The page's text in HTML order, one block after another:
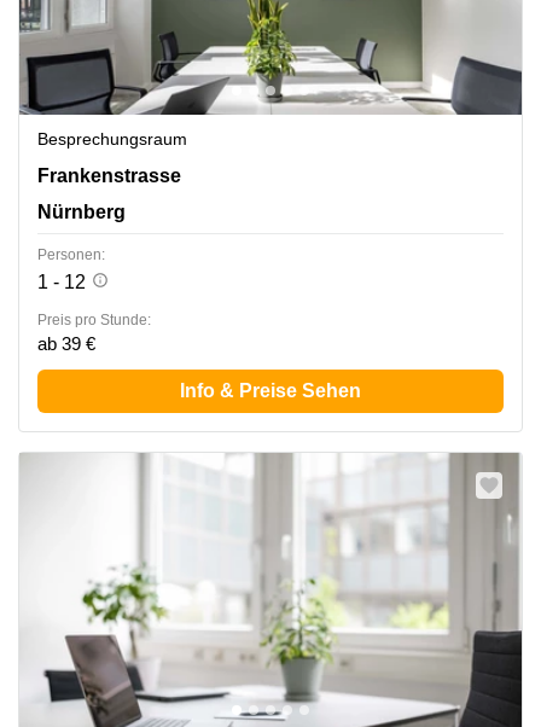
Besprechungsraum
Frankenstrasse 152, Nürnberg
Frankenstrasse
Nürnberg
Personen:
1 - 12
Preis pro Stunde:
ab 39 €
Info & Preise Sehen